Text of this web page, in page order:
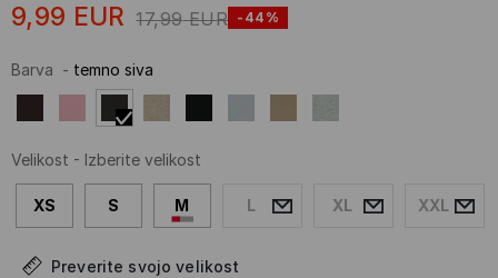
9,99 EUR 17,99 EUR -44%
Barva - temno siva
Velikost - Izberite velikost
XS S M L XL XXL
Preverite svojo velikost